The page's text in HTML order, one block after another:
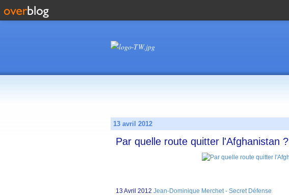
13 avril 2012
Par quelle route quitter l'Afghanistan ?
13 Avril 2012 Jean-Dominique Merchet - Secret Défense